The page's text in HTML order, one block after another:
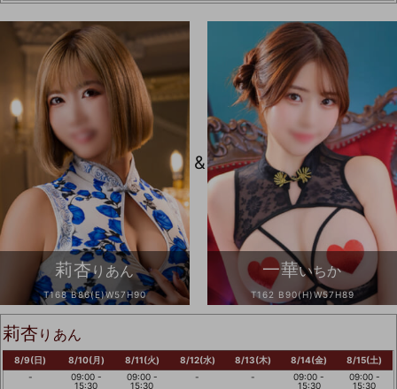
莉杏りあん
T168 B86(E)W57H90
&
一華いちか
T162 B90(H)W57H89
莉杏りあん
8/9(日)
-
8/10(月)
09:00 -
15:30
8/11(火)
09:00 -
15:30
8/12(水)
-
8/13(木)
-
8/14(金)
09:00 -
15:30
8/15(土)
09:00 -
15:30